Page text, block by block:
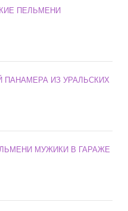
ПЕЛЬМЕНИ
ПАНАМЕРА ИЗ УРАЛЬСКИХ
МУЖИКИ В ГАРАЖЕ